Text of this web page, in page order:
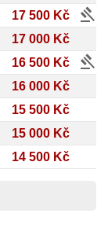
17 500 Kč gavel
17 000 Kč
16 500 Kč gavel
16 000 Kč
15 500 Kč
15 000 Kč
14 500 Kč